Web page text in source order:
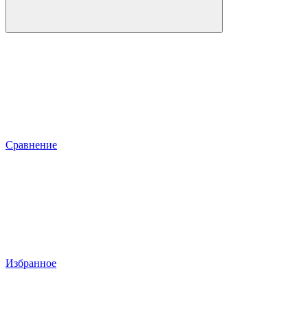
Сравнение
Избранное